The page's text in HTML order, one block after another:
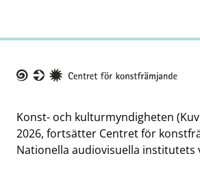
Konst- och kulturmyndigheten
2026, fortsätter Centret för
Nationella audiovisuella institutets